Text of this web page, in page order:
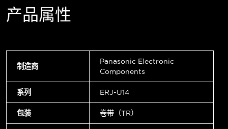
产品属性
制造商
Panasonic Electronic
Components
系列 ERJ-U14
包装 卷带（TR）